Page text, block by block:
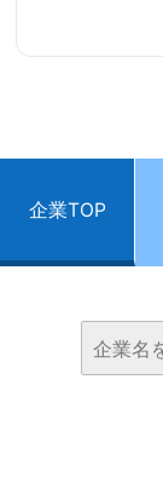
企業TOP